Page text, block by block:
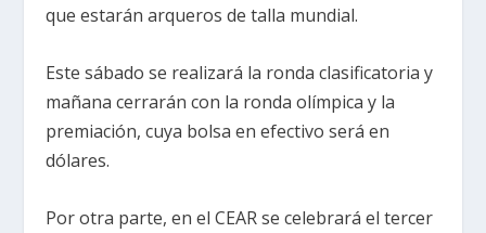
que estarán arqueros de talla mundial.
Este sábado se realizará la ronda clasificatoria y
mañana cerrarán con la ronda olímpica y la
premiación, cuya bolsa en efectivo será en
dólares.
Por otra parte, en el CEAR se celebrará el tercer